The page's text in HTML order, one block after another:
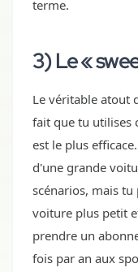
terme.
3) Le «
Le véritable atout
fait que tu utilises
est le plus
d'une grande
scénarios, mais
voiture plus petit
prendre un
fois par an aux